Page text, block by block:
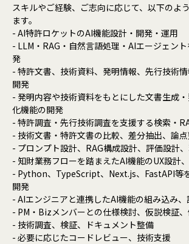
スキルやご経験、ご志向に応じて、以下のよ
ます。
- AI特許ロケットのAI機能設計・開発・運用
- LLM・RAG・自然言語処理・AIエージェン
発
- 特許文書、技術資料、発明情報、先行技術
開発
- 発明内容や技術資料をもとにした文書生成
化機能の開発
- 特許調査・先行技術調査を支援する検索・
- 技術文書・特許文書の比較、差分抽出、論
- プロンプト設計、RAG構成設計、評価設計
- 知財業務フローを踏まえたAI機能のUX設計
- Python、TypeScript、Next.js、FastAPI等
開発
- AIエンジニアと連携したAI機能の組み込み
- PM・Bizメンバーとの仕様検討、仮説検証
- 技術調査、検証、ドキュメント整備
- 必要に応じたコードレビュー、技術支援